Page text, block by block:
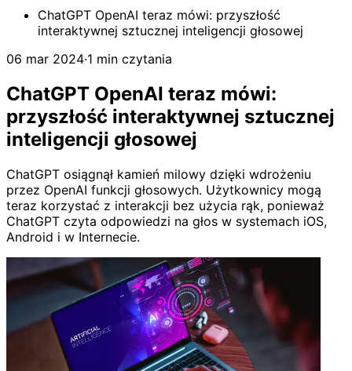
ChatGPT OpenAI teraz mówi: przyszłość
interaktywnej sztucznej inteligencji głosowej
06 mar 2024·1 min czytania
ChatGPT OpenAI teraz mówi:
przyszłość interaktywnej sztucznej
inteligencji głosowej
ChatGPT osiągnął kamień milowy dzięki wdrożeniu
przez OpenAI funkcji głosowych. Użytkownicy mogą
teraz korzystać z interakcji bez użycia rąk, ponieważ
ChatGPT czyta odpowiedzi na głos w systemach iOS,
Android i w Internecie.